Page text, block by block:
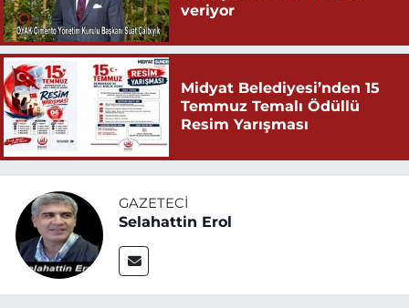
veriyor
Midyat Belediyesi’nden 15
Temmuz Temalı Ödüllü
Resim Yarışması
GAZETECI
Selahattin Erol